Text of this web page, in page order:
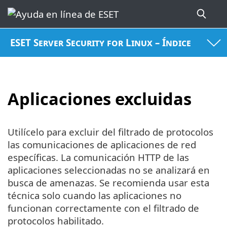
ESET Server Security for Linux – Índice
Aplicaciones excluidas
Utilícelo para excluir del filtrado de protocolos
las comunicaciones de aplicaciones de red
específicas. La comunicación HTTP de las
aplicaciones seleccionadas no se analizará en
busca de amenazas. Se recomienda usar esta
técnica solo cuando las aplicaciones no
funcionan correctamente con el filtrado de
protocolos habilitado.